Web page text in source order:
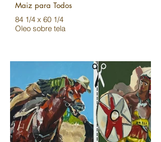
Maiz para Todos
84 1/4 x 60 1/4
Oleo sobre tela